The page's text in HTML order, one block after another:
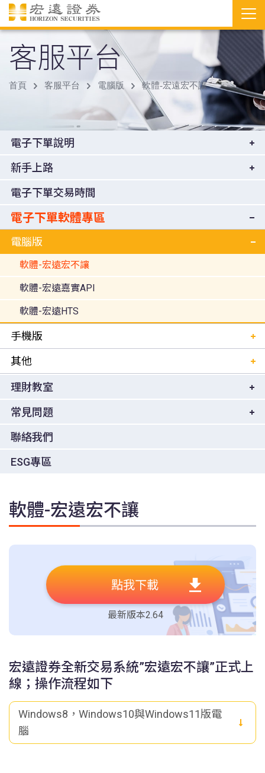
客服平台
首頁 客服平台 電腦版 軟體-宏遠宏不讓
電子下單說明
新手上路
電子下單交易時間
電子下單軟體專區
電腦版
軟體-宏遠宏不讓
軟體-宏遠嘉實API
軟體-宏遠HTS
手機版
其他
理財教室
常見問題
聯絡我們
ESG專區
軟體-宏遠宏不讓
點我下載
最新版本2.64
宏遠證券全新交易系統”宏遠宏不讓”正式上
線；操作流程如下
Windows8，Windows10與Windows11版電
腦